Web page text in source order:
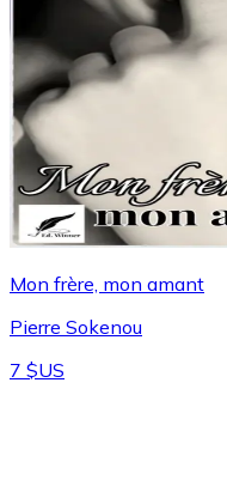
Mon frère, mon amant
Pierre Sokenou
7 $US